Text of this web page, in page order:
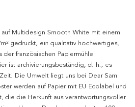
Multidesign Smooth White mit einem
gedruckt, ein qualitativ hochwertiges,
der französischen Papiermühle
ist archivierungsbeständig, d. h., es
Die Umwelt liegt uns bei Dear Sam
werden auf Papier mit EU Ecolabel und
die die Herkunft aus verantwortungsvoller